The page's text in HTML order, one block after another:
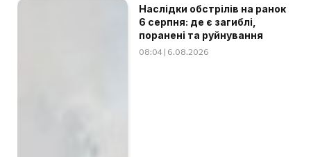
Наслідки обстрілів на ранок
6 серпня: де є загиблі,
поранені та руйнування
08:04 | 6.08.2026